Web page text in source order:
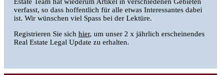
verfasst, so dass hoffentlich für alle etwas Interessantes dabei
ist. Wir wünschen viel Spass bei der Lektüre.
Registrieren Sie sich hier, um unser 2 x jährlich erscheinendes
Real Estate Legal Update zu erhalten.